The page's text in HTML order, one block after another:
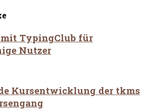
TypingClub für
Nutzer
Kursentwicklung der tkms